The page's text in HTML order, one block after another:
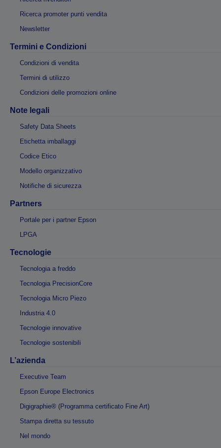
Ricerca promoter punti vendita
Newsletter
Termini e Condizioni
Condizioni di vendita
Termini di utilizzo
Condizioni delle promozioni online
Note legali
Safety Data Sheets
Etichetta imballaggi
Codice Etico
Modello organizzativo
Notifiche di sicurezza
Partners
Portale per i partner Epson
LPGA
Tecnologie
Tecnologia a freddo
Tecnologia PrecisionCore
Tecnologia Micro Piezo
Industria 4.0
Tecnologie innovative
Tecnologie sostenibili
L’azienda
Executive Team
Epson Europe Electronics
Digigraphie® (Programma certificato Fine Art)
Stampa diretta su tessuto
Nel mondo